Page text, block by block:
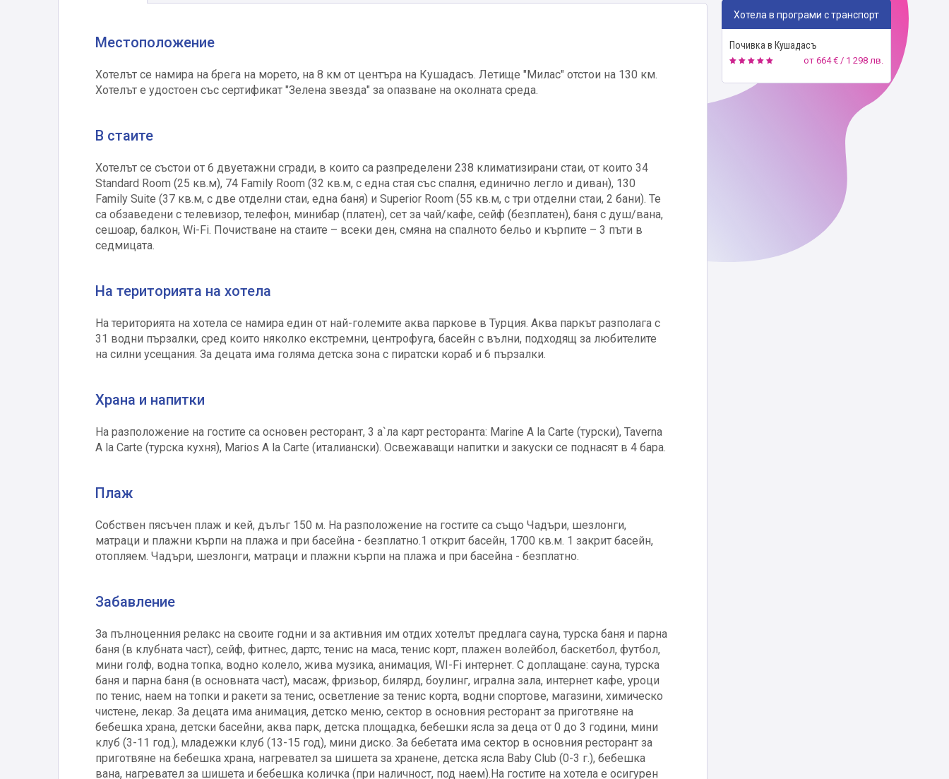
Местоположение
Хотелът се намира на брега на морето, на 8 км от центъра на Кушадасъ. Летище "Милас" отстои на 130 км.
Хотелът е удостоен със сертификат "Зелена звезда" за опазване на околната среда.
В стаите
Хотелът се състои от 6 двуетажни сгради, в които са разпределени 238 климатизирани стаи, от които 34
Standard Room (25 кв.м), 74 Family Room (32 кв.м, с една стая със спалня, единично легло и диван), 130
Family Suite (37 кв.м, с две отделни стаи, една баня) и Superior Room (55 кв.м, с три отделни стаи, 2 бани). Те
са обзаведени с телевизор, телефон, минибар (платен), сет за чай/кафе, сейф (безплатен), баня с душ/вана,
сешоар, балкон, Wi-Fi. Почистване на стаите – всеки ден, смяна на спалното бельо и кърпите – 3 пъти в
седмицата.
На територията на хотела
На територията на хотела се намира един от най-големите аква паркове в Турция. Аква паркът разполага с
31 водни пързалки, сред които няколко екстремни, центрофуга, басейн с вълни, подходящ за любителите
на силни усещания. За децата има голяма детска зона с пиратски кораб и 6 пързалки.
Храна и напитки
На разположение на гостите са основен ресторант, 3 а`ла карт ресторанта: Marine A la Carte (турски), Taverna
A la Carte (турска кухня), Marios A la Carte (италиански). Освежаващи напитки и закуски се поднасят в 4 бара.
Плаж
Собствен пясъчен плаж и кей, дълъг 150 м. На разположение на гостите са също Чадъри, шезлонги,
матраци и плажни кърпи на плажа и при басейна - безплатно.1 открит басейн, 1700 кв.м. 1 закрит басейн,
отопляем. Чадъри, шезлонги, матраци и плажни кърпи на плажа и при басейна - безплатно.
Забавление
За пълноценния релакс на своите годни и за активния им отдих хотелът предлага сауна, турска баня и парна
баня (в клубната част), сейф, фитнес, дартс, тенис на маса, тенис корт, плажен волейбол, баскетбол, футбол,
мини голф, водна топка, водно колело, жива музика, анимация, WI-Fi интернет. С доплащане: сауна, турска
баня и парна баня (в основната част), масаж, фризьор, билярд, боулинг, игрална зала, интернет кафе, уроци
по тенис, наем на топки и ракети за тенис, осветление за тенис корта, водни спортове, магазини, химическо
чистене, лекар. За децата има анимация, детско меню, сектор в основния ресторант за приготвяне на
бебешка храна, детски басейни, аква парк, детска площадка, бебешки ясла за деца от 0 до 3 години, мини
клуб (3-11 год.), младежки клуб (13-15 год), мини диско. За бебетата има сектор в основния ресторант за
приготвяне на бебешка храна, нагревател за шишета за хранене, детска ясла Baby Club (0-3 г.), бебешка
вана, нагревател за шишета и бебешка количка (при наличност, под наем).На гостите на хотела е осигурен
Хотела в програми с транспорт
Почивка в Кушадасъ
от 664 € / 1 298 лв.